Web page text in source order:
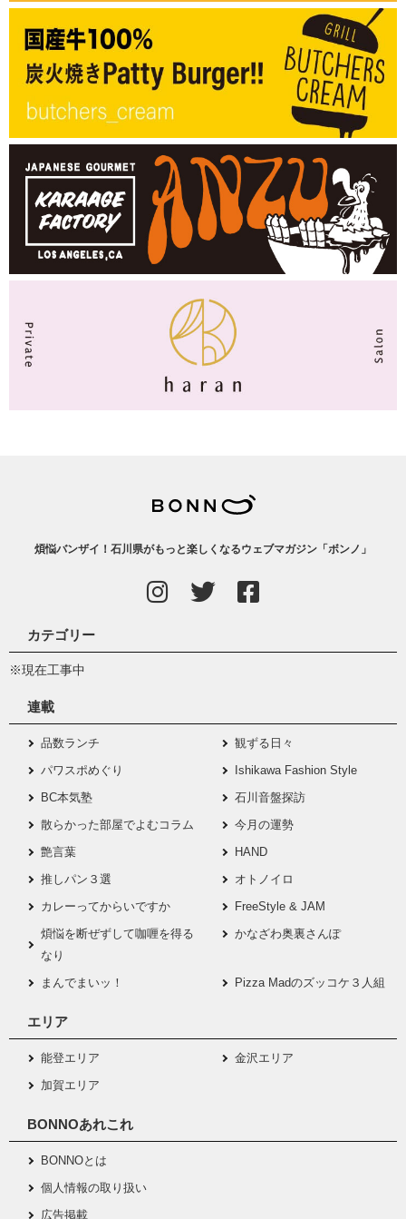
煩悩バンザイ！石川県がもっと楽しくなるウェブマガジン「ボンノ」
カテゴリー
※現在工事中
連載
品数ランチ
観ずる日々
パワスポめぐり
Ishikawa Fashion Style
BC本気塾
石川音盤探訪
散らかった部屋でよむコラム
今月の運勢
艶言葉
HAND
推しパン３選
オトノイロ
カレーってからいですか
FreeStyle & JAM
煩悩を断ぜずして咖喱を得る
なり
かなざわ奥裏さんぽ
まんでまいッ！ Pizza Madのズッコケ３人組
エリア
能登エリア
金沢エリア
加賀エリア
BONNOあれこれ
BONNOとは
個人情報の取り扱い
広告掲載